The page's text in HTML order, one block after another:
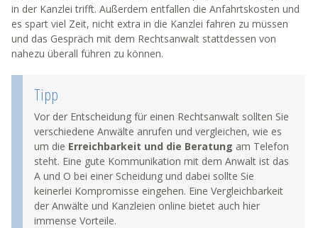
in der Kanzlei trifft. Außerdem entfallen die Anfahrtskosten und
es spart viel Zeit, nicht extra in die Kanzlei fahren zu müssen
und das Gespräch mit dem Rechtsanwalt stattdessen von
nahezu überall führen zu können.
Tipp
Vor der Entscheidung für einen Rechtsanwalt sollten Sie
verschiedene Anwälte anrufen und vergleichen, wie es
um die Erreichbarkeit und die Beratung am Telefon
steht. Eine gute Kommunikation mit dem Anwalt ist das
A und O bei einer Scheidung und dabei sollte Sie
keinerlei Kompromisse eingehen. Eine Vergleichbarkeit
der Anwälte und Kanzleien online bietet auch hier
immense Vorteile.